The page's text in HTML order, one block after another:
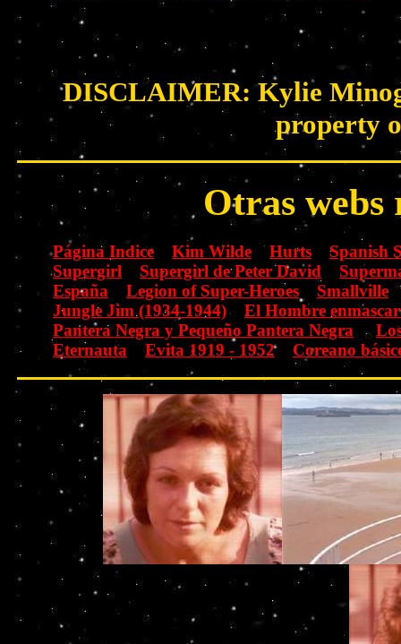
DISCLAIMER: Kylie
property
Otras webs
Página Indice Kim Wilde Hurts
Spanish
Supergirl
Supergirl de Peter David
España
Legion of Super-Heroes
Smallville
Jungle Jim (1934-1944)
El Hombre
Pantera Negra y Pequeño Pantera Negra
Eternauta
Evita 1919 - 1952 Coreano